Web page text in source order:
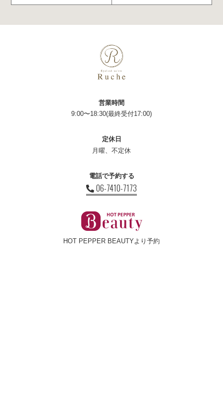
営業時間
9:00〜18:30(最終受付17:00)
定休日
月曜、不定休
電話で予約する
06-7410-7173
HOT PEPPER BEAUTYより予約